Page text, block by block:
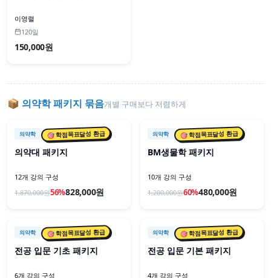
이영렬
120일
150,000원
📦 의약학패키지 묶음개별 구매보다 저렴하게
📦 패키지
의약학 🎯 학점목표달성 환급
의약대 패키지
12개 강의 구성
1,870,000원56%828,000원
📦 패키지
의약학 🎯 학점목표달성 환급
BM생물학 패키지
10개 강의 구성
1,200,000원60%480,000원
📦 패키지
의약학 🎯 학점목표달성 환급
전공 입문 기초 패키지
6개 강의 구성
📦 패키지
의약학 🎯 학점목표달성 환급
전공 입문 기본 패키지
4개 강의 구성